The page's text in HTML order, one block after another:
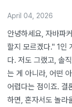
April 04, 2026
안녕하세요, 자바파
할지 모르겠다." 1인
다. 저도 그랬고, 솔
는 게 아니라, 어떤
어렵다는 점이죠.
하면, 혼자서도 놀라